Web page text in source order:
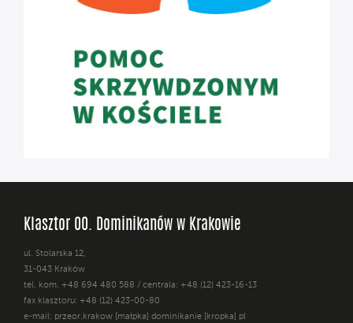
Klasztor OO. Dominikanów w Krakowie
ul. Stolarska 12,
31-043 Kraków
tel. kom. +48 694 480 588 / centrala: +48 (12) 423-16-13
fax klasztoru: +48 (12) 423-00-80
e-mail: przeor.krakow [małpka] dominikanie [kropka] pl